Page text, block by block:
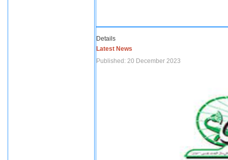
Details
Latest News
Published: 20 December 2023